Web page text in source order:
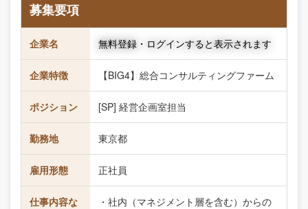
募集要項
企業名 無料登録・ログインすると表示されます
企業特徴 【BIG4】総合コンサルティングファーム
ポジション [SP] 経営企画室担当
勤務地 東京都
雇用形態 正社員
仕事内容な
・社内（マネジメント層を含む）からの